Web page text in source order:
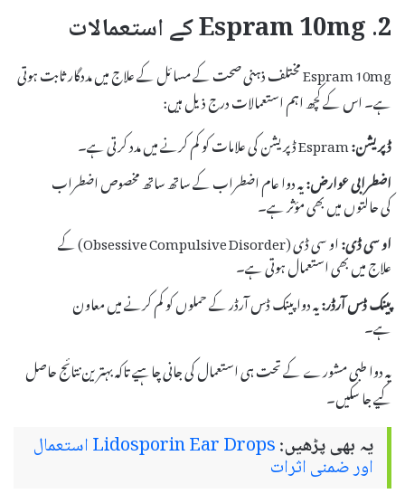
2. Espram 10mg کے استعمالات
Espram 10mg مختلف ذہنی صحت کے مسائل کے علاج میں مددگار ثابت ہوتی
ہے۔ اس کے کچھ اہم استعمالات درج ذیل ہیں:
ڈپریشن:
اضطرابی عوارض:یہ دوا عام اضطراب کے ساتھ ساتھ مخصوص اضطراب
کی حالتوں میں بھی مؤثر ہے۔
او سی ڈی:
او سی ڈی (Obsessive Compulsive Disorder) کے
علاج میں بھی استعمال ہوتی ہے۔
پینک ڈس آرڈر:یہ دوا پینک ڈس آرڈر کے حملوں کو کم کرنے میں معاون
ہے۔
یہ دوا طبی مشورے کے تحت ہی استعمال کی جانی چاہیے تاکہ بہترین نتائج حاصل
کیے جا سکیں۔
یہ بھی پڑھیں: Lidosporin Ear Drops استعمال
اور ضمنی اثرات